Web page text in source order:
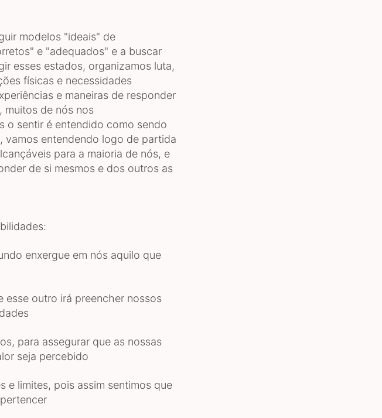
modelos "ideais" de
e "adequados" e a buscar
esses estados, organizamos luta,
físicas e necessidades
e maneiras de responder
muitos de nós nos
o sentir é entendido como sendo
vamos entendendo logo de partida
para a maioria de nós, e
de si mesmos e dos outros as
enxergue em nós aquilo que
outro irá preencher nossos
para assegurar que as nossas
seja percebido
e limites, pois assim sentimos que